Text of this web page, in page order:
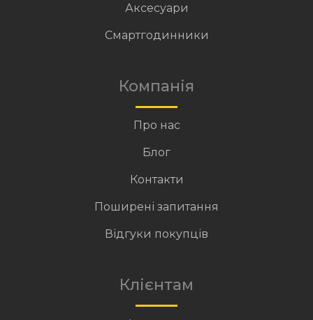
Аксесуари
Смартгодинники
Компанія
Про нас
Блог
Контакти
Поширені запитання
Відгуки покупців
Клієнтам